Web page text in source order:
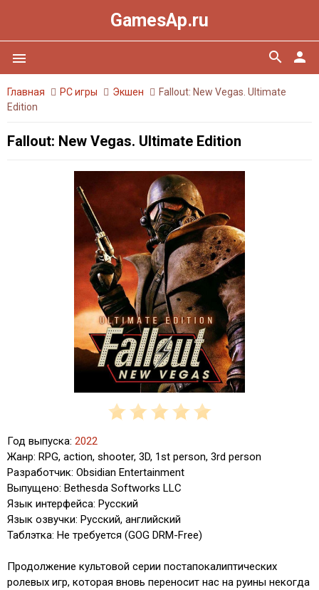
GamesAp.ru
menu person
search
Главная PC игры Экшен
Fallout: New Vegas. Ultimate
Edition
Fallout: New Vegas. Ultimate Edition
Год выпуска: 2022
Жанр: RPG, action, shooter, 3D, 1st person, 3rd person
Разработчик: Obsidian Entertainment
Выпущено: Bethesda Softworks LLC
Язык интерфейса: Русский
Язык озвучки: Русский, английский
Таблэтка: Не требуется (GOG DRM-Free)
Продолжение культовой серии постапокалиптических
ролевых игр, которая вновь переносит нас на руины некогда